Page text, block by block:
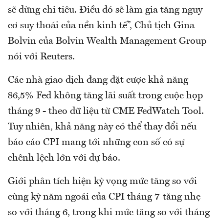
sẽ dừng chi tiêu. Điều đó sẽ làm gia tăng nguy
cơ suy thoái của nền kinh tế”, Chủ tịch Gina
Bolvin của Bolvin Wealth Management Group
nói với Reuters.
Các nhà giao dịch đang đặt cược khả năng
86,5% Fed không tăng lãi suất trong cuộc họp
tháng 9 - theo dữ liệu từ CME FedWatch Tool.
Tuy nhiên, khả năng này có thể thay đổi nếu
báo cáo CPI mang tới những con số có sự
chênh lệch lớn với dự báo.
Giới phân tích hiện kỳ vọng mức tăng so với
cùng kỳ năm ngoái của CPI tháng 7 tăng nhẹ
so với tháng 6, trong khi mức tăng so với tháng